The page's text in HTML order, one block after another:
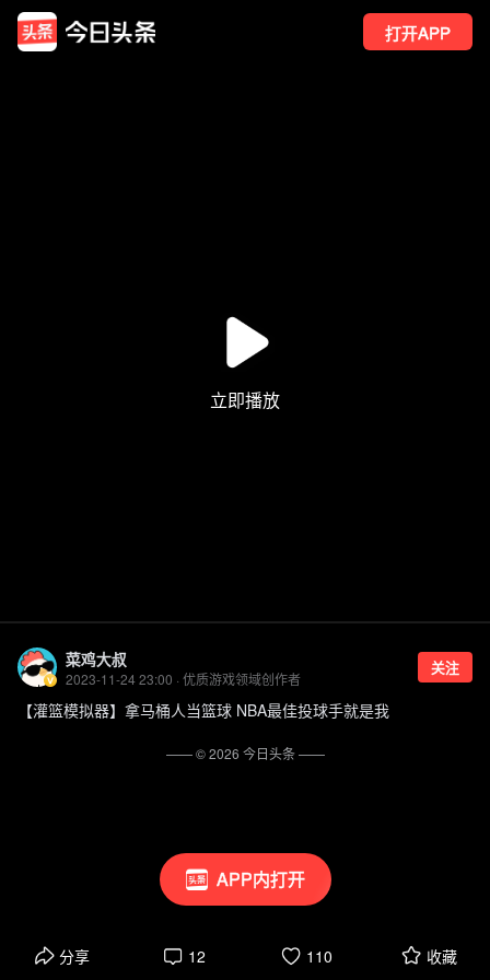
打开APP
APP内打开
菜鸡大叔
2023-11-24 23:00 · 优质游戏领域创作者
关注
【灌篮模拟器】拿马桶人当篮球 NBA最佳投球手就是我
分享 12 110 收藏
—— ©2026 今日头条——